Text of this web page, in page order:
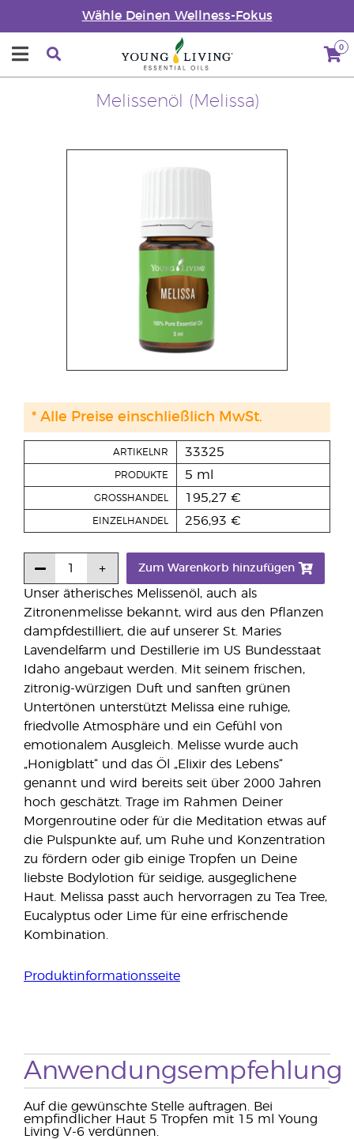
Wähle Deinen Wellness-Fokus
0
Melissenöl (Melissa)
Unser ätherisches Melissenöl, auch als
Zitronenmelisse bekannt, wird aus den Pflanzen
dampfdestilliert, die auf unserer St. Maries
Lavendelfarm und Destillerie im US Bundesstaat
Idaho angebaut werden. Mit seinem frischen,
zitronig-würzigen Duft und sanften grünen
Untertönen unterstützt Melissa eine ruhige,
friedvolle Atmosphäre und ein Gefühl von
emotionalem Ausgleich. Melisse wurde auch
„Honigblatt“ und das Öl „Elixir des Lebens“
genannt und wird bereits seit über 2000 Jahren
hoch geschätzt. Trage im Rahmen Deiner
Morgenroutine oder für die Meditation etwas auf
die Pulspunkte auf, um Ruhe und Konzentration
zu fördern oder gib einige Tropfen un Deine
liebste Bodylotion für seidige, ausgeglichene
Haut. Melissa passt auch hervorragen zu Tea Tree,
Eucalyptus oder Lime für eine erfrischende
Kombination.
Produktinformationsseite
ARTIKELNR 33325
PRODUKTE 5 ml
GROSSHANDEL 195,27 €
EINZELHANDEL 256,93 €
Zum Warenkorb hinzufügen
* Alle Preise einschließlich MwSt.
Anwendungsempfehlung
Auf die gewünschte Stelle auftragen. Bei
empfindlicher Haut 5 Tropfen mit 15 ml Young
Living V-6 verdünnen.